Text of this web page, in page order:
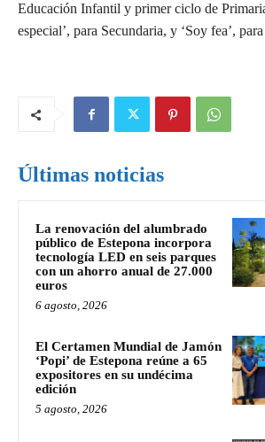
Educación Infantil y primer ciclo de
especial’, para Secundaria, y ‘Soy fea’,
Últimas noticias
La renovación del alumbrado
público de Estepona incorpora
tecnología LED en seis parques
con un ahorro anual de 27.000
euros
6 agosto, 2026
El Certamen Mundial de Jamón
‘Popi’ de Estepona reúne a 65
expositores en su undécima
edición
5 agosto, 2026